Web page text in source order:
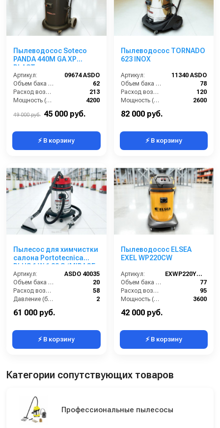
Пылеводосос Soteco
PANDA 440M GA XP
PLAST
Артикул:
09674 ASDO
Объем бака (л):
62
Расход воздуха (л/сек):
213
Мощность (Вт):
4200
49 000 руб. 45 000 руб.
⚡ В корзину
Пылеводосос TORNADO
623 INOX
Артикул:
11340 ASDO
Объем бака (л):
78
Расход воздуха (л/сек):
120
Мощность (Вт):
2600
Напряжение (В):
82 000 руб.
⚡ В корзину
Пылесос для химчистки
салона Portotecnica
PLUS 1 W 1 32 S (MIRAGE
PLUS)
Артикул:
ASDO 40035
Объем бака (л):
20
Расход воздуха (л/сек):
58
Давление (бар):
2
Мощность (Вт):
61 000 руб.
⚡ В корзину
Пылеводосос ELSEA
EXEL WP220CW
Артикул:
EXWP220YCW2
Объем бака (л):
77
Расход воздуха (л/сек):
95
Мощность (Вт):
3600
Напряжение (В):
42 000 руб.
⚡ В корзину
Категории сопутствующих товаров
Профессиональные пылесосы